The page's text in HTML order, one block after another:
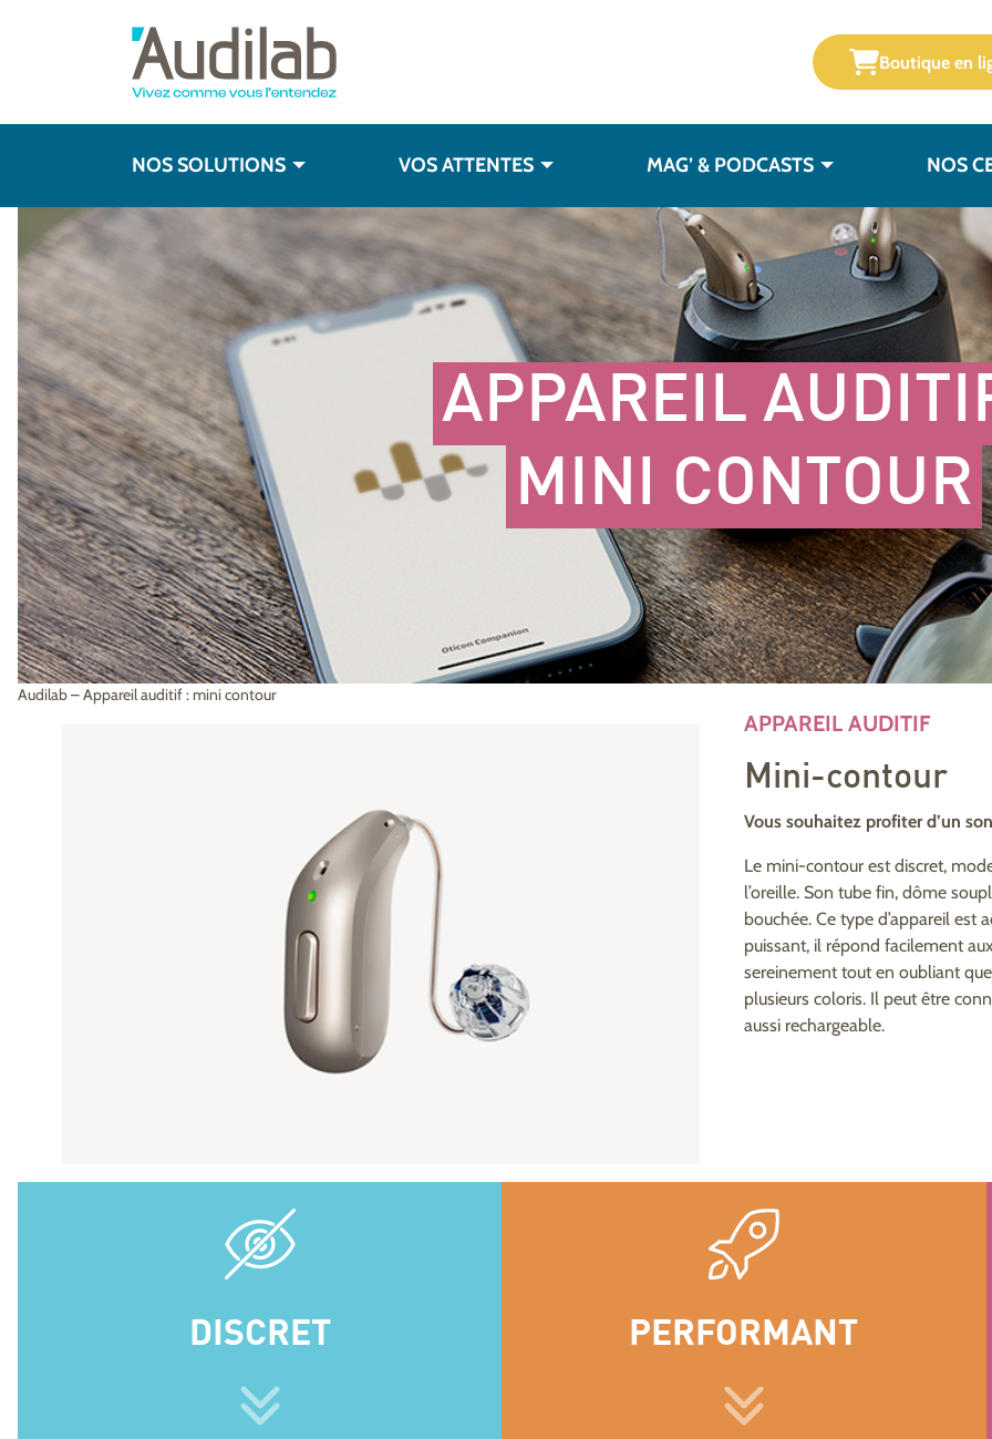
Boutique en
NOS SOLUTIONS VOS ATTENTES MAG’ & PODCASTS NOS
APPAREIL
MINI CONTOUR
Audilab–Appareil auditif : mini contour
APPAREIL AUDITIF
Mini-contour
Vous souhaitez profiter d’un
Le mini-contour est discret,
l’oreille. Son tube fin, dôme
bouchée. Ce type d’appareil est
puissant, il répond facilement
sereinement tout en oubliant
plusieurs coloris. Il peut être
aussi rechargeable.
DISCRET PERFORMANT